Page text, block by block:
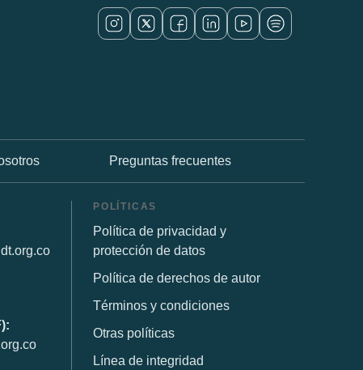
Preguntas frecuentes
POLÍTICAS
Política de privacidad y
protección de datos
Política de derechos de autor
Términos y condiciones
Otras políticas
Línea de integridad